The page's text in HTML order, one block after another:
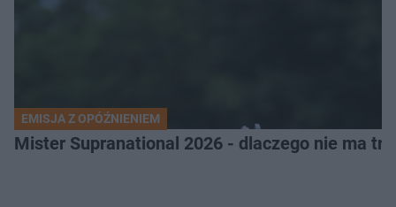
EMISJA Z OPÓŹNIENIEM
Mister Supranational 2026 - dlaczego nie ma